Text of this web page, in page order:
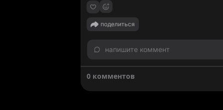
поделиться
напишите коммент
0 комментов